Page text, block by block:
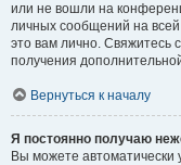
или не вошли на
личных сообщений на
это вам лично. Свяжитесь
получения
Вернуться к началу
Я постоянно получаю
Вы можете